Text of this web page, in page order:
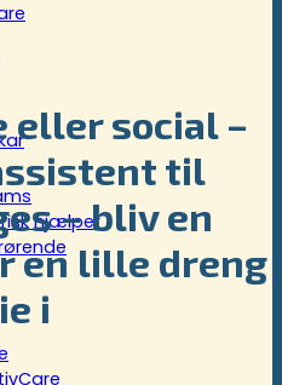
hjælper
eller social –
til
– bliv en
en lille dreng
i